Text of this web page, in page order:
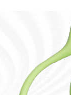
Mềm Mại Kích
bật/tắt, nhấn